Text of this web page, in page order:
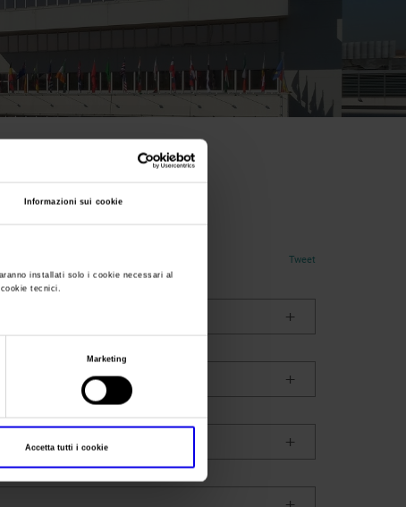
Informazioni sui cookie
installati solo i cookie necessari al
tecnici.
Marketing
Accetta tutti i cookie
Tweet